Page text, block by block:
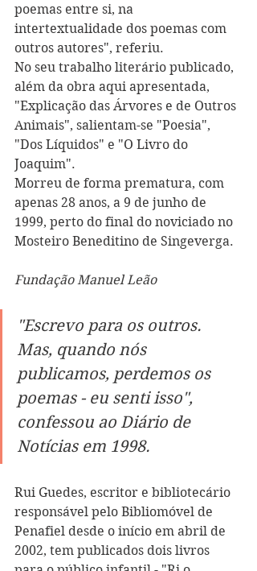
poemas entre si, na
intertextualidade dos poemas com
outros autores", referiu.
No seu trabalho literário publicado,
além da obra aqui apresentada,
"Explicação das Árvores e de Outros
Animais", salientam-se "Poesia",
"Dos Líquidos" e "O Livro do
Joaquim".
Morreu de forma prematura, com
apenas 28 anos, a 9 de junho de
1999, perto do final do noviciado no
Mosteiro Beneditino de Singeverga.
Fundação Manuel Leão
"Escrevo para os outros.
Mas, quando nós
publicamos, perdemos os
poemas - eu senti isso",
confessou ao Diário de
Notícias em 1998.
Rui Guedes, escritor e bibliotecário
responsável pelo Bibliomóvel de
Penafiel desde o início em abril de
2002, tem publicados dois livros